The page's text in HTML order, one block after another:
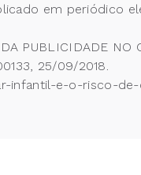
em periódico
PUBLICIDADE NO
25/09/2018.
infantil-e-o-risco-